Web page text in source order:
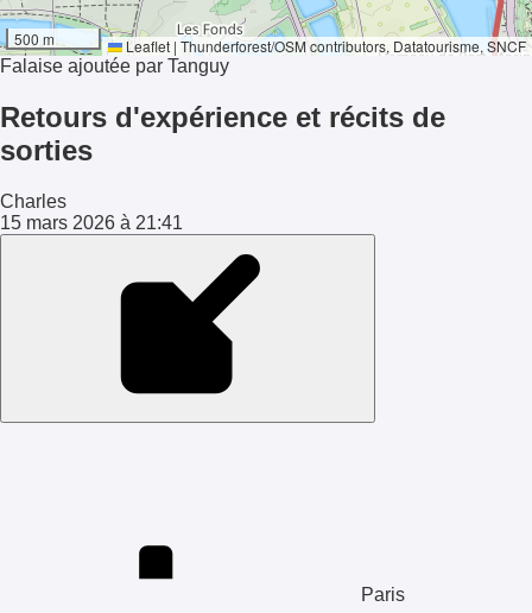
Ensoleillement
500 m Leaflet | Thunderforest/OSM contributors, Datatourisme, SNCF
Falaise ajoutée par Tanguy
Retours d'expérience et récits de
sorties
Charles
15 mars 2026 à 21:41
Paris